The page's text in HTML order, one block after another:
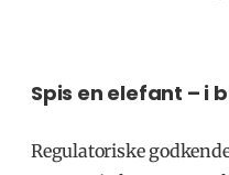
Spis en elefant – i
Regulatoriske